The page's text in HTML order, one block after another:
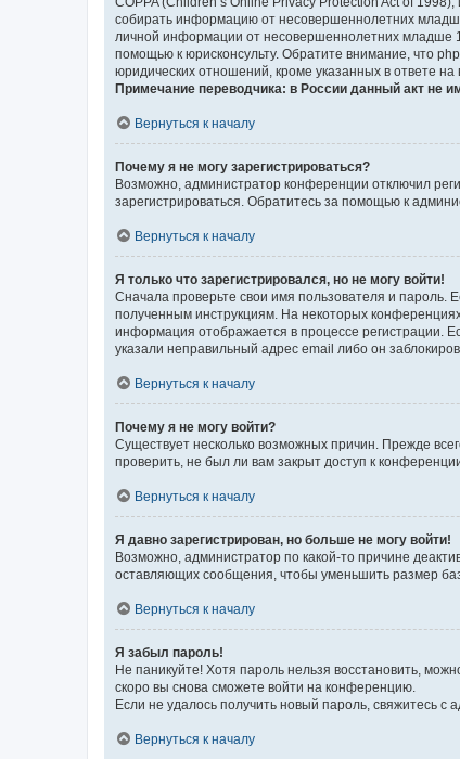
собирать информацию от несовершеннолетних
личной информации от несовершеннолетних младше
помощью к юрисконсульту. Обратите внимание, что
юридических отношений, кроме указанных в ответе
Примечание переводчика: в России данный акт не
Вернуться к началу
Почему я не могу зарегистрироваться?
Возможно, администратор конференции отключил
зарегистрироваться. Обратитесь за помощью к
Вернуться к началу
Я только что зарегистрировался, но не могу войти!
Сначала проверьте свои имя пользователя и пароль.
полученным инструкциям. На некоторых
информация отображается в процессе регистрации.
указали неправильный адрес email либо он
Вернуться к началу
Почему я не могу войти?
Существует несколько возможных причин. Прежде
проверить, не был ли вам закрыт доступ к
Вернуться к началу
Я давно зарегистрирован, но больше не могу войти!
Возможно, администратор по какой-то причине
оставляющих сообщения, чтобы уменьшить размер
Вернуться к началу
Я забыл пароль!
Не паникуйте! Хотя пароль нельзя восстановить,
скоро вы снова сможете войти на конференцию.
Если не удалось получить новый пароль, свяжитесь с
Вернуться к началу